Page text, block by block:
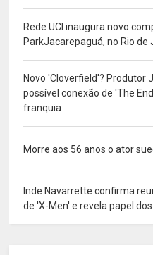
Rede UCI inaugura novo
ParkJacarepaguá, no Rio de
Novo 'Cloverfield'? Produtor
possível conexão de 'The
franquia
Morre aos 56 anos o ator
Inde Navarrette confirma
de 'X-Men' e revela papel